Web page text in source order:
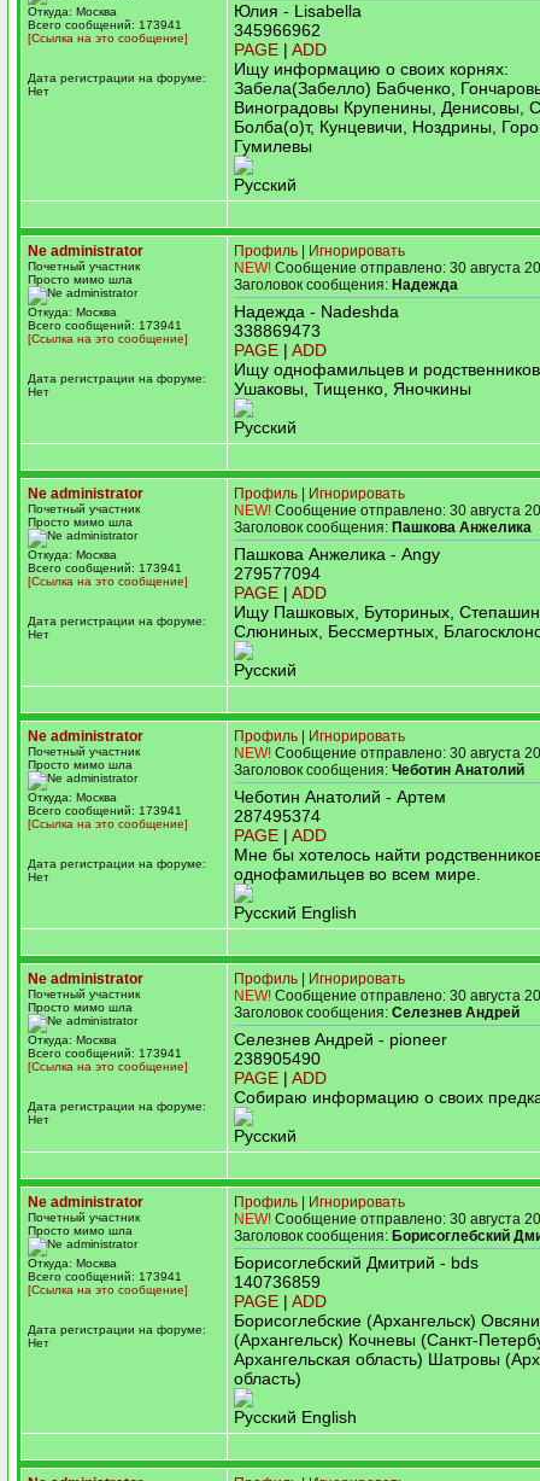
Откуда: Москва
Всего сообщений: 173941
[Ссылка на это сообщение]
Дата регистрации на форуме:
Нет
Юлия - Lisabella
345966962
PAGE | ADD
Ищу информацию о своих корнях:
Забела(Забелло) Бабченко,
Виноградовы Крупенины, Денисовы,
Болба(о)т, Кунцевичи, Ноздрины,
Гумилевы
Русский
Ne administrator
Почетный участник
Просто мимо шла
Откуда: Москва
Всего сообщений: 173941
[Ссылка на это сообщение]
Дата регистрации на форуме:
Нет
Профиль
Игнорировать
NEW! Сообщение отправлено: 30 августа
Заголовок сообщения: Надежда
Надежда - Nadeshda
338869473
PAGE | ADD
Ищу однофамильцев и
Ушаковы, Тищенко, Яночкины
Русский
Ne administrator
Почетный участник
Просто мимо шла
Откуда: Москва
Всего сообщений: 173941
[Ссылка на это сообщение]
Дата регистрации на форуме:
Нет
Профиль
Игнорировать
NEW! Сообщение отправлено: 30 августа
Заголовок сообщения: Пашкова Анжелика
Пашкова Анжелика - Angy
279577094
PAGE | ADD
Ищу Пашковых, Буториных,
Слюниных, Бессмертных,
Русский
Ne administrator
Почетный участник
Просто мимо шла
Откуда: Москва
Всего сообщений: 173941
[Ссылка на это сообщение]
Дата регистрации на форуме:
Нет
Профиль
Игнорировать
NEW! Сообщение отправлено: 30 августа
Заголовок сообщения: Чеботин Анатолий
Чеботин Анатолий - Артем
287495374
PAGE | ADD
Мне бы хотелось найти
однофамильцев во всем мире.
Русский English
Ne administrator
Почетный участник
Просто мимо шла
Откуда: Москва
Всего сообщений: 173941
[Ссылка на это сообщение]
Дата регистрации на форуме:
Нет
Профиль
Игнорировать
NEW! Сообщение отправлено: 30 августа
Заголовок сообщения: Селезнев Андрей
Селезнев Андрей - pioneer
238905490
PAGE | ADD
Собираю информацию о своих
Русский
Ne administrator
Почетный участник
Просто мимо шла
Откуда: Москва
Всего сообщений: 173941
[Ссылка на это сообщение]
Дата регистрации на форуме:
Нет
Профиль
Игнорировать
NEW! Сообщение отправлено: 30 августа
Заголовок сообщения: Борисоглебский
Борисоглебский Дмитрий - bds
140736859
PAGE | ADD
Борисоглебские (Архангельск)
(Архангельск) Кочневы (Санкт-
Архангельская область) Шатровы
область)
Русский English